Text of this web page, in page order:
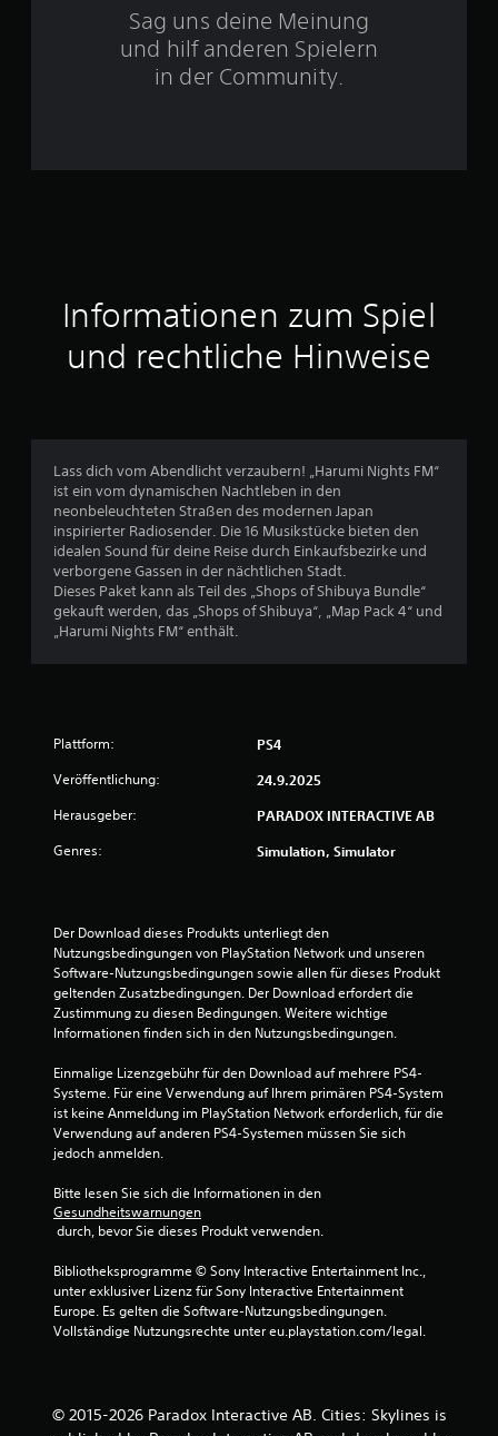
s
2
B
e
w
r
e
Sag uns deine Meinung
und hilf anderen Spielern
in der Community.
Informationen zum Spiel
und rechtliche Hinweise
Lass dich vom Abendlicht verzaubern! „Harumi Nights FM“
ist ein vom dynamischen Nachtleben in den
neonbeleuchteten Straßen des modernen Japan
inspirierter Radiosender. Die 16 Musikstücke bieten den
idealen Sound für deine Reise durch Einkaufsbezirke und
verborgene Gassen in der nächtlichen Stadt.
Dieses Paket kann als Teil des „Shops of Shibuya Bundle“
gekauft werden, das „Shops of Shibuya“, „Map Pack 4“ und
„Harumi Nights FM“ enthält.
Plattform: PS4
Veröffentlichung: 24.9.2025
Herausgeber: PARADOX INTERACTIVE AB
Genres: Simulation, Simulator
Der Download dieses Produkts unterliegt den
Nutzungsbedingungen von PlayStation Network und unseren
Software-Nutzungsbedingungen sowie allen für dieses Produkt
geltenden Zusatzbedingungen. Der Download erfordert die
Zustimmung zu diesen Bedingungen. Weitere wichtige
Informationen finden sich in den Nutzungsbedingungen.
Einmalige Lizenzgebühr für den Download auf mehrere PS4-
Systeme. Für eine Verwendung auf Ihrem primären PS4-System
ist keine Anmeldung im PlayStation Network erforderlich, für die
Verwendung auf anderen PS4-Systemen müssen Sie sich
jedoch anmelden.
Bitte lesen Sie sich die Informationen in den
Gesundheitswarnungen
durch, bevor Sie dieses Produkt verwenden.
Bibliotheksprogramme © Sony Interactive Entertainment Inc.,
unter exklusiver Lizenz für Sony Interactive Entertainment
Europe. Es gelten die Software-Nutzungsbedingungen.
Vollständige Nutzungsrechte unter eu.playstation.com/legal.
© 2015-2026 Paradox Interactive AB. Cities: Skylines is